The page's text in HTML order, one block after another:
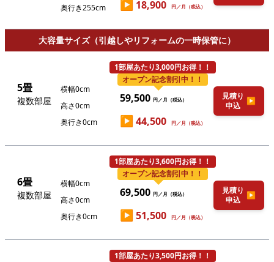
奥行き255cm
▶ 18,900 円／月（税込）
大容量サイズ（引越しやリフォームの一時保管に）
5畳
複数部屋
横幅0cm
高さ0cm
奥行き0cm
オープン記念割引中！！
1部屋あたり3,000円お得！！
59,500 円／月（税込）
▶ 44,500 円／月（税込）
見積り
申込
▶
6畳
複数部屋
横幅0cm
高さ0cm
奥行き0cm
オープン記念割引中！！
1部屋あたり3,600円お得！！
69,500 円／月（税込）
▶ 51,500 円／月（税込）
見積り
申込
▶
1部屋あたり3,500円お得！！